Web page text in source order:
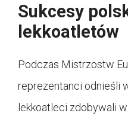
Sukcesy
lekkoatletów
Podczas Mistrzostw
reprezentanci odnieśli
lekkoatleci zdobywali